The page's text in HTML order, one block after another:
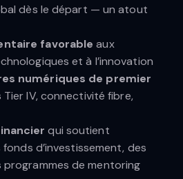
dès le départ — un atout
favorable aux
et à l’innovation
numériques de premier
IV, connectivité fibre,
qui soutient
fonds d’investissement, des
de mentoring